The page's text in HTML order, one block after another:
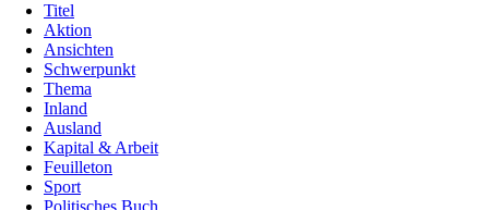
Titel
Aktion
Ansichten
Schwerpunkt
Thema
Inland
Ausland
Kapital & Arbeit
Feuilleton
Sport
Politisches Buch